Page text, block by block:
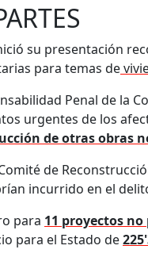
su presentación
para temas de
Penal de la
urgentes de los
de otras obras
de
incurrido en el
para 11 proyectos
para el Estado de